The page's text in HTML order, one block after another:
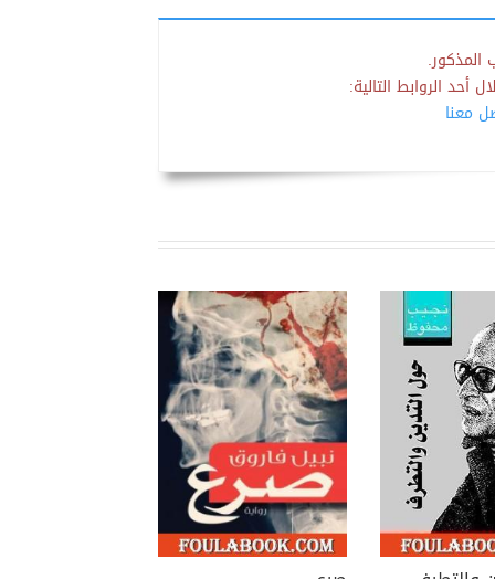
المذكور.
أحد الروابط التالية:
معنا